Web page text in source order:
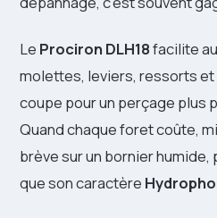
Le Prociron DLH18facilite
molettes, leviers, ressorts et
coupe pour un perçage plus
Quand chaque foret coûte,
brève sur un bornier
que son caractère